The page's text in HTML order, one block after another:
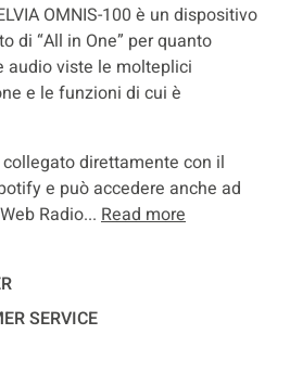
OMNIS-100 è un dispositivo
di “All in One” per quanto
audio viste le molteplici
e le funzioni di cui è
direttamente con il
e può accedere anche ad
Radio... Read more
SERVICE